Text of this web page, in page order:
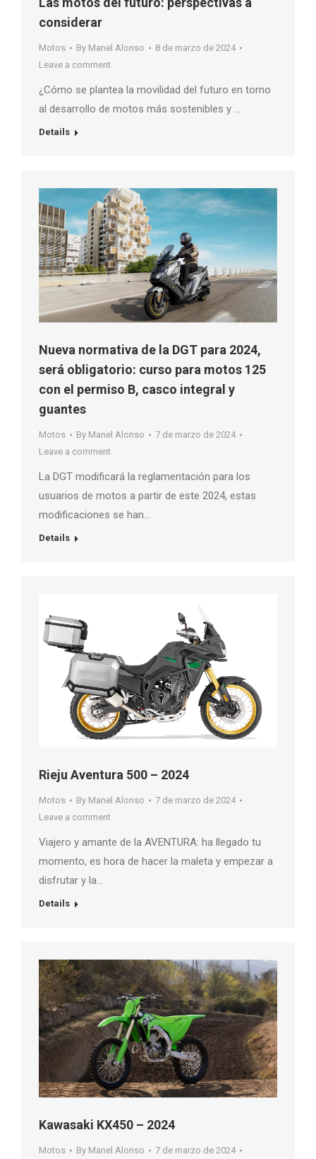
considerar
Motos By Manel Alonso
8 de marzo de 2024
Leave a comment
¿Cómo se plantea la movilidad del futuro en torno
al desarrollo de motos más sostenibles y …
Details
Nueva normativa de la DGT para 2024,
será obligatorio: curso para motos 125
con el permiso B, casco integral y
guantes
Motos By Manel Alonso
7 de marzo de 2024
Leave a comment
La DGT modificará la reglamentación para los
usuarios de motos a partir de este 2024, estas
modificaciones se han…
Details
Rieju Aventura 500 – 2024
Motos By Manel Alonso
7 de marzo de 2024
Leave a comment
Viajero y amante de la AVENTURA: ha llegado tu
momento, es hora de hacer la maleta y empezar a
disfrutar y la…
Details
Kawasaki KX450 – 2024
Motos By Manel Alonso
7 de marzo de 2024